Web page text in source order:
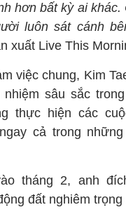
hơn bất kỳ ai khác.
luôn sát cánh
xuất Live This
việc chung, Kim
sâu sắc
thực hiện các
cả trong
tháng 2, anh
đất nghiêm